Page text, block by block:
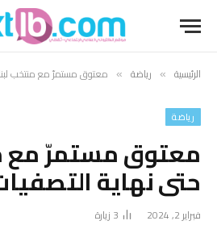
الرئيسية » رياضة » معتوق مستمرّ مع منتخب
رياضة
معتوق مستمرّ مع
حتى نهاية
فبراير 2, 2024 3 زيارة